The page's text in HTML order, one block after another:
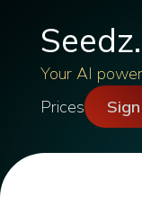
Your AI
Prices